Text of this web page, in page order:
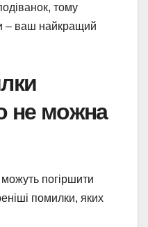
тому
– ваш найкращий
не можна
можуть погіршити
помилки, яких